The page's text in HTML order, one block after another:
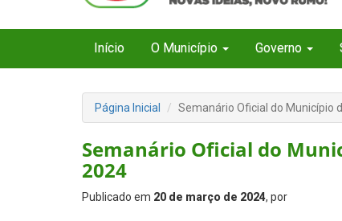
Início O Município Governo
Página Inicial Semanário Oficial do Município
Semanário Oficial do
2024
Publicado em 20 de março de 2024, por